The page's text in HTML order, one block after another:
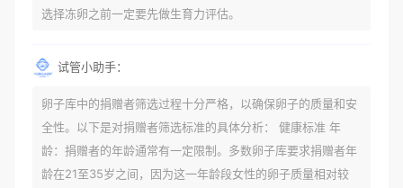
选择冻卵之前一定要先做生育力评估。
试管小助手：
卵子库中的捐赠者筛选过程十分严格，以确保卵子的质量和安
全性。以下是对捐赠者筛选标准的具体分析： 健康标准 年
龄：捐赠者的年龄通常有一定限制。多数卵子库要求捐赠者年
龄在21至35岁之间，因为这一年龄段女性的卵子质量相对较